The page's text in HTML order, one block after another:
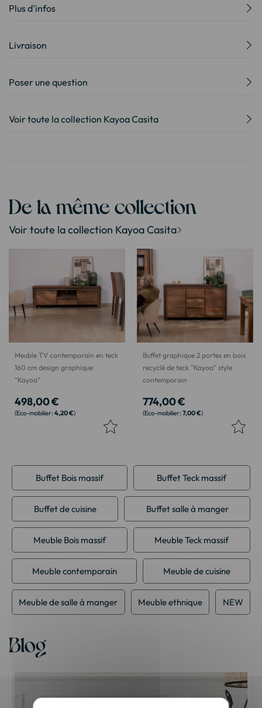
Plus d'infos
Livraison
Poser une question
Voir toute la collection Kayoa Casita
De la même collection
Voir toute la collection Kayoa Casita
Meuble TV contemporain en teck
160 cm design graphique
“Kayoa”
498,00 €
4,20 €
Buffet graphique 2 portes en bois
recyclé de teck "Kayoa" style
contemporain
774,00 €
7,00 €
Buffet Bois massif Buffet Teck massif
Buffet de cuisine Buffet salle à manger
Meuble Bois massif Meuble Teck massif
Meuble contemporain Meuble de cuisine
Meuble de salle à manger Meuble ethnique NEW
Blog